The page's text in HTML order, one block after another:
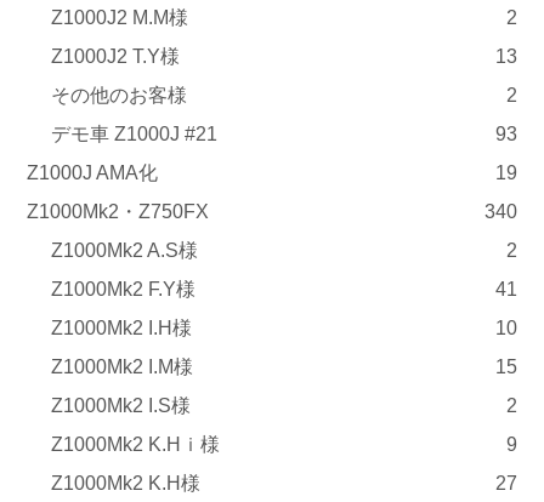
Z1000J2 M.M様
2
Z1000J2 T.Y様
13
その他のお客様
2
デモ車 Z1000J #21
93
Z1000J AMA化
19
Z1000Mk2・Z750FX
340
Z1000Mk2 A.S様
2
Z1000Mk2 F.Y様
41
Z1000Mk2 I.H様
10
Z1000Mk2 I.M様
15
Z1000Mk2 I.S様
2
Z1000Mk2 K.Hｉ様
9
Z1000Mk2 K.H様
27